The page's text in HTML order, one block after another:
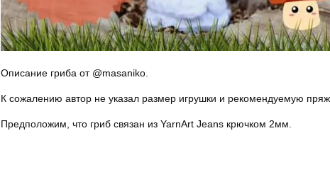
Описание гриба от @masaniko.
К сожалению автор не указал размер игрушки и рекомендуемую
Предположим, что гриб связан из YarnArt Jeans крючком 2мм.